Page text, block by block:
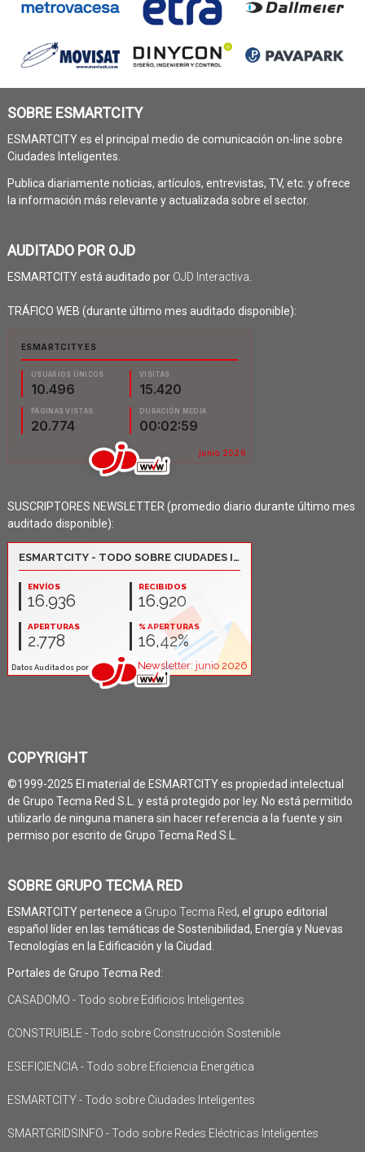
SOBRE ESMARTCITY
ESMARTCITY es el principal medio de comunicación on-line sobre
Ciudades Inteligentes.
Publica diariamente noticias, artículos, entrevistas, TV, etc. y ofrece
la información más relevante y actualizada sobre el sector.
AUDITADO POR OJD
ESMARTCITY está auditado por OJD Interactiva
TRÁFICO WEB (durante último mes auditado disponible):
SUSCRIPTORES NEWSLETTER (promedio diario durante último mes
auditado disponible):
COPYRIGHT
©1999-2025 El material de ESMARTCITY es propiedad intelectual
de Grupo Tecma Red S.L. y está protegido por ley. No está permitido
utilizarlo de ninguna manera sin hacer referencia a la fuente y sin
permiso por escrito de Grupo Tecma Red S.L.
SOBRE GRUPO TECMA RED
ESMARTCITY pertenece a Grupo Tecma Red, el grupo editorial
español líder en las temáticas de Sostenibilidad, Energía y Nuevas
Tecnologías en la Edificación y la Ciudad.
Portales de Grupo Tecma Red:
CASADOMO - Todo sobre Edificios Inteligentes
CONSTRUIBLE - Todo sobre Construcción Sostenible
ESEFICIENCIA - Todo sobre Eficiencia Energética
ESMARTCITY - Todo sobre Ciudades Inteligentes
SMARTGRIDSINFO - Todo sobre Redes Eléctricas Inteligentes